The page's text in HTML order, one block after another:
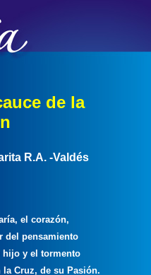
de la
R.A. -Valdés
el corazón,
del pensamiento
y el tormento
la Cruz, de su Pasión.